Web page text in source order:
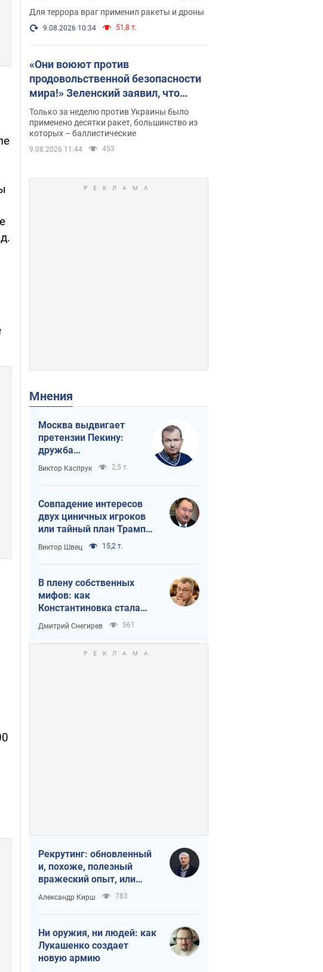
есть пострадавшие. Фото и видео
Для террора враг применил ракеты и дроны
9.08.2026 10:34 51,8 т.
«Они воюют против
продовольственной безопасности
мира!» Зеленский заявил, что
российская армия вновь
обстреляла порт в Одессе
Только за неделю против Украины было
применено десятки ракет, большинство из
которых – баллистические
9.08.2026 11:44 453
Мнения
Москва выдвигает
претензии Пекину:
дружба
превращается в
зависимость России
от Китая
Виктор Каспрук 2,5 т.
Совпадение интересов
двух циничных игроков
или тайный план Трампа
и Путина?
Виктор Швец 15,2 т.
В плену собственных
мифов: как
Константиновка стала
главной идеологической
ловушкой для российских
оккупантов
Дмитрий Снегирев 561
Рекрутинг: обновленный
и, похоже, полезный
вражеский опыт, или
Диалектика
требовательной трусости
Александр Кирш 783
Ни оружия, ни людей: как
Лукашенко создает
новую армию